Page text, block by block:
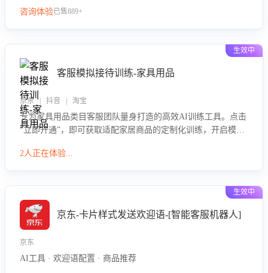
咨询体验已售889+
生效中
客服模拟接待训练-家具用品
京东 | 抖音 | 淘宝
专为家具用品类目客服团队量身打造的高效AI训练工具。点击
“立即开通”，即可获取适配家居商品的定制化训练，开启模拟
参数咨询等高频场景下的专业应对能力。
2人正在体验...
生效中
京东-卡片样式发送欢迎语-[智能客服机器人]
京东
AI工具 · 欢迎语配置 · 商品推荐